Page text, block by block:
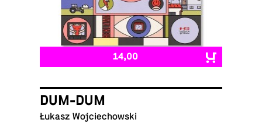
14,00
DUM-DUM
Łukasz Wojciechowski